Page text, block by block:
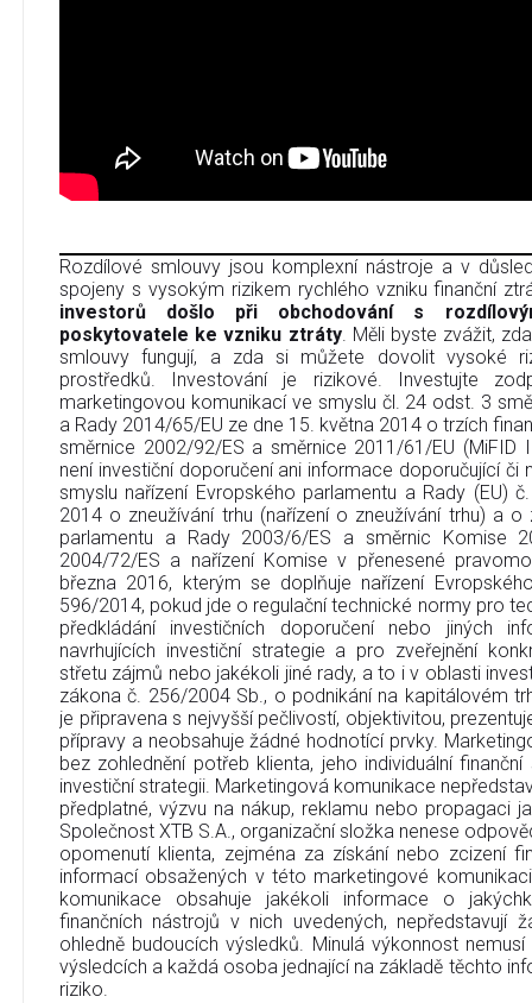
Rozdílové smlouvy jsou komplexní nástroje a v
spojeny s vysokým rizikem rychlého vzniku finanční
investorů došlo při obchodování s
poskytovatele ke vzniku ztráty. Měli byste zvážit,
smlouvy fungují, a zda si můžete dovolit vysoké
prostředků. Investování je rizikové. Investujte
marketingovou komunikací ve smyslu čl. 24 odst. 3
a Rady 2014/65/EU ze dne 15. května 2014 o trzích
směrnice 2002/92/ES a směrnice 2011/61/EU (MiFID
není investiční doporučení ani informace doporučující či
smyslu nařízení Evropského parlamentu a Rady (EU)
2014 o zneužívání trhu (nařízení o zneužívání trhu) a o
parlamentu a Rady 2003/6/ES a směrnic Komise
2004/72/ES a nařízení Komise v přenesené
března 2016, kterým se doplňuje nařízení
596/2014, pokud jde o regulační technické normy pro
předkládání investičních doporučení nebo jiných
navrhujících investiční strategie a pro zveřejnění
střetu zájmů nebo jakékoli jiné rady, a to i v oblasti
zákona č. 256/2004 Sb., o podnikání na kapitálovém
je připravena s nejvyšší pečlivostí, objektivitou,
přípravy a neobsahuje žádné hodnotící prvky.
bez zohlednění potřeb klienta, jeho individuální
investiční strategii. Marketingová komunikace
předplatné, výzvu na nákup, reklamu nebo propagaci
Společnost XTB S.A., organizační složka nenese
opomenutí klienta, zejména za získání nebo zcizení
informací obsažených v této marketingové
komunikace obsahuje jakékoli informace o
finančních nástrojů v nich uvedených, nepředstavují
ohledně budoucích výsledků. Minulá výkonnost
výsledcích a každá osoba jednající na základě těchto
riziko.